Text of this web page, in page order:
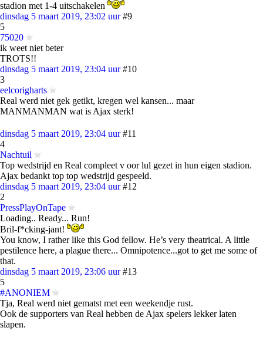
stadion met 1-4 uitschakelen
dinsdag 5 maart 2019, 23:02 uur #9
5
75020
ik weet niet beter
TROTS!!
dinsdag 5 maart 2019, 23:04 uur #10
3
eelcorigharts
Real werd niet gek getikt, kregen wel kansen... maar
MANMANMAN wat is Ajax sterk!
dinsdag 5 maart 2019, 23:04 uur #11
4
Nachtuil
Top wedstrijd en Real compleet v oor lul gezet in hun eigen stadion.
Ajax bedankt top top wedstrijd gespeeld.
dinsdag 5 maart 2019, 23:04 uur #12
2
PressPlayOnTape
Loading.. Ready... Run!
Bril-f*cking-jant!
You know, I rather like this God fellow. He’s very theatrical. A little
pestilence here, a plague there... Omnipotence...got to get me some of
that.
dinsdag 5 maart 2019, 23:06 uur #13
5
#ANONIEM
Tja, Real werd niet gematst met een weekendje rust.
Ook de supporters van Real hebben de Ajax spelers lekker laten
slapen.